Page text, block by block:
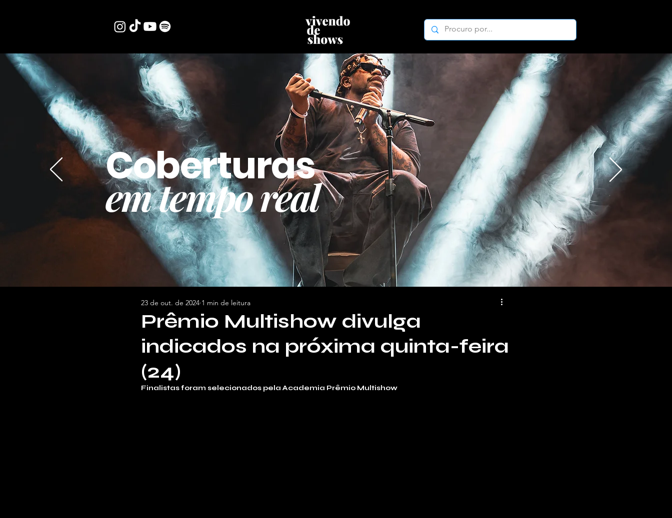
Coberturas
em tempo real
Prêmio Multishow divulga
indicados na próxima quinta-feira
(24)
23 de out. de 2024 1 min de leitura
Finalistas foram selecionados pela Academia Prêmio Multishow